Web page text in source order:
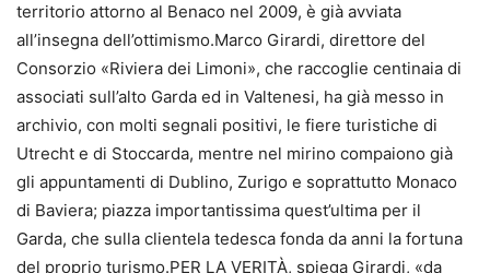
territorio attorno al Benaco nel 2009, è già avviata
all’insegna dell’ottimismo.Marco Girardi, direttore del
Consorzio «Riviera dei Limoni», che raccoglie centinaia di
associati sull’alto Garda ed in Valtenesi, ha già messo in
archivio, con molti segnali positivi, le fiere turistiche di
Utrecht e di Stoccarda, mentre nel mirino compaiono già
gli appuntamenti di Dublino, Zurigo e soprattutto Monaco
di Baviera; piazza importantissima quest’ultima per il
Garda, che sulla clientela tedesca fonda da anni la fortuna
del proprio turismo.PER LA VERITÀ, spiega Girardi, «da